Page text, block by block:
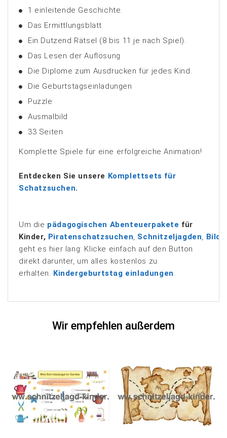
1 einleitende Geschichte.
Das Ermittlungsblatt
Ein Dutzend Rätsel (8 bis 11 je nach Spiel).
Das Lesen der Auflösung
Die Diplome zum Ausdrucken für jedes Kind.
Die Geburtstagseinladungen
Puzzle
Ausmalbild
33 Seiten
Komplette Spiele für eine erfolgreiche Animation!
Entdecken Sie unsere Komplettsets für
Schatzsuchen.
Um die pädagogischen Abenteuerpakete für
Kinder, Piratenschatzsuchen, Schnitzeljagden,
geht es hier lang: Klicke einfach auf den Button
direkt darunter, um alles kostenlos zu
erhalten. Kindergeburtstag einladungen.
Wir empfehlen außerdem